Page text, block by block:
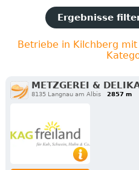
Ergebnisse
Betriebe in Kilchberg
METZGEREI &
8135 Langnau am Albis 2857 m